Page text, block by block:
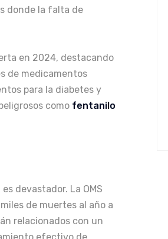
donde la falta de
en 2024, destacando
de medicamentos
para la diabetes y
comofentanilo
devastador. La OMS
de muertes al año a
relacionados con un